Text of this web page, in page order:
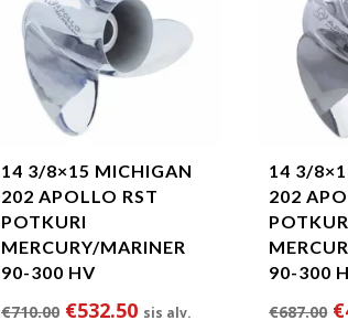
14 3/8×15 MICHIGAN
202 APOLLO RST
POTKURI
MERCURY/MARINER
90-300 HV
€710.00 Alkuperäinen hinta oli:
€532.50Nykyinen hinta on:
sis alv.
14 3/
202
90-300
€687.00 €